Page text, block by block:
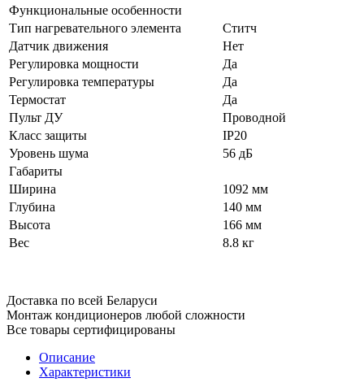
Функциональные особенности
Тип нагревательного элемента
Ститч
Датчик движения
Нет
Регулировка мощности
Да
Регулировка температуры
Да
Термостат
Да
Пульт ДУ
Проводной
Класс защиты
IP20
Уровень шума
56 дБ
Габариты
Ширина
1092 мм
Глубина
140 мм
Высота
166 мм
Вес
8.8 кг
Доставка по всей Беларуси
Монтаж кондиционеров любой сложности
Все товары сертифицированы
Описание
Характеристики